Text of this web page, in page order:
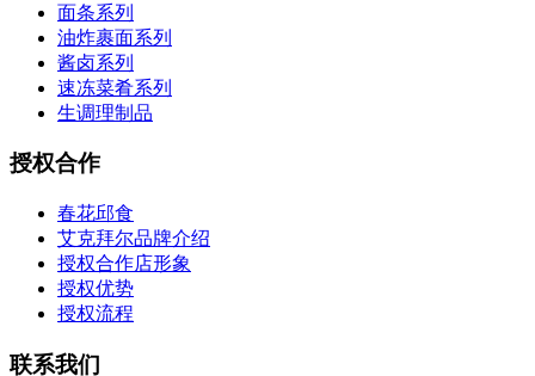
面条系列
油炸裹面系列
酱卤系列
速冻菜肴系列
生调理制品
授权合作
春花邱食
艾克拜尔品牌介绍
授权合作店形象
授权优势
授权流程
联系我们